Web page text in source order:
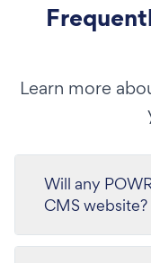
Learn more
Will any
CMS website?